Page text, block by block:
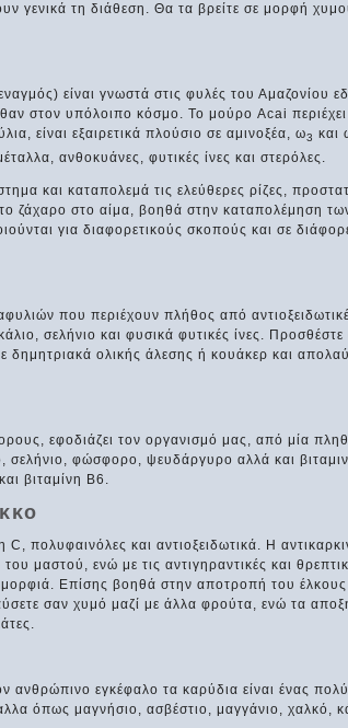
γενικά τη διάθεση. Θα τα βρείτε σε μορφή
είναι γνωστά στις φυλές του Αμαζονίου
στον υπόλοιπο κόσμο. Το μούρο Acai περιέχει
είναι εξαιρετικά πλούσιο σε αμινοξέα, ω3 και
ανθοκυάνες, φυτικές ίνες και στερόλες.
και καταπολεμά τις ελεύθερες ρίζες,
ζάχαρο στο αίμα, βοηθά στην καταπολέμηση
για διαφορετικούς σκοπούς και σε
που περιέχουν πλήθος από
σελήνιο και φυσικά φυτικές ίνες.
δημητριακά ολικής άλεσης ή κουάκερ και
εφοδιάζει τον οργανισμό μας, από μία
σελήνιο, φώσφορο, ψευδάργυρο αλλά και
βιταμίνη Β6.
C, πολυφαινόλες και αντιοξειδωτικά. Η
μαστού, ενώ με τις αντιγηραντικές και
Επίσης βοηθά στην αποτροπή του έλκους
σαν χυμό μαζί με άλλα φρούτα, ενώ τα
ανθρώπινο εγκέφαλο τα καρύδια είναι ένας
όπως μαγνήσιο, ασβέστιο, μαγγάνιο, χαλκό,